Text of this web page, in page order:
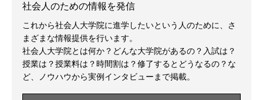
社会人のための情報を発信
これから社会人大学院に進学したいという人のために、さ
まざまな情報提供を行います。
社会人大学院とは何か？どんな大学院があるの？入試は？
授業は？授業料は？時間割は？修了するとどうなるの？な
ど、ノウハウから実例インタビューまで掲載。